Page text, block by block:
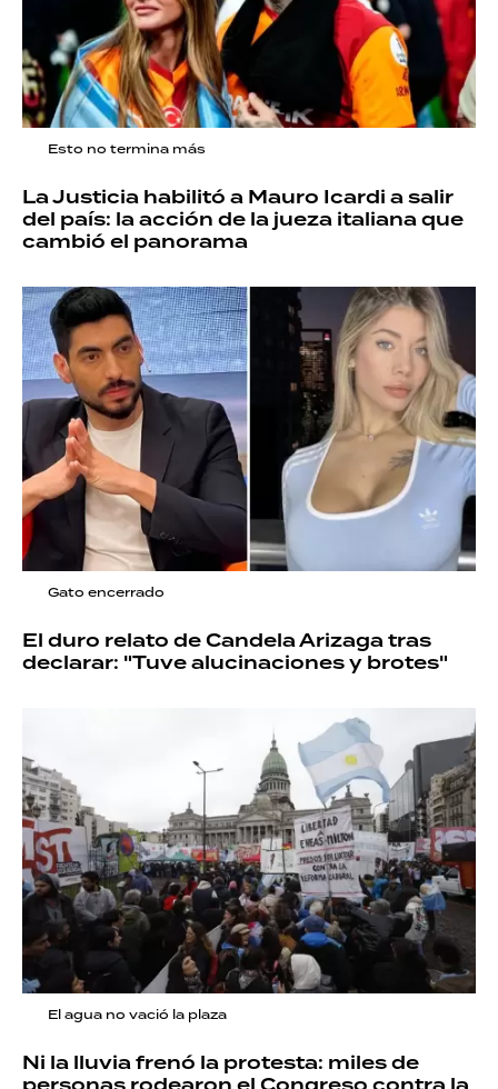
Esto no termina más
La Justicia habilitó a Mauro Icardi a salir
del país: la acción de la jueza italiana que
cambió el panorama
Gato encerrado
El duro relato de Candela Arizaga tras
declarar: "Tuve alucinaciones y brotes"
El agua no vació la plaza
Ni la lluvia frenó la protesta: miles de